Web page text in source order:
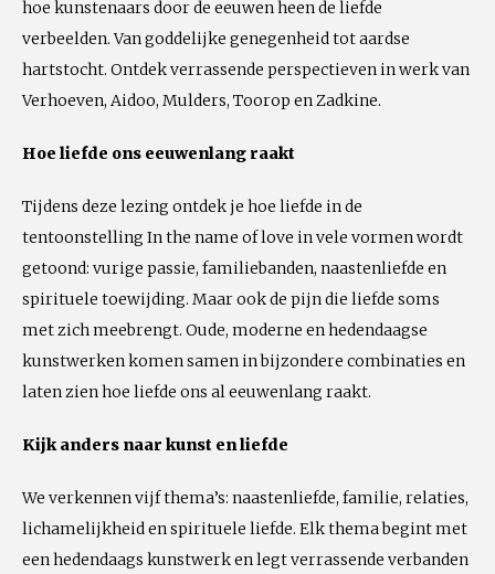
hoe kunstenaars door de eeuwen heen de liefde
verbeelden. Van goddelijke genegenheid tot aardse
hartstocht. Ontdek verrassende perspectieven in werk van
Verhoeven, Aidoo, Mulders, Toorop en Zadkine.
Hoe liefde ons eeuwenlang raakt
Tijdens deze lezing ontdek je hoe liefde in de
tentoonstelling In the name of love in vele vormen wordt
getoond: vurige passie, familiebanden, naastenliefde en
spirituele toewijding. Maar ook de pijn die liefde soms
met zich meebrengt. Oude, moderne en hedendaagse
kunstwerken komen samen in bijzondere combinaties en
laten zien hoe liefde ons al eeuwenlang raakt.
Kijk anders naar kunst en liefde
We verkennen vijf thema’s: naastenliefde, familie, relaties,
lichamelijkheid en spirituele liefde. Elk thema begint met
een hedendaags kunstwerk en legt verrassende verbanden